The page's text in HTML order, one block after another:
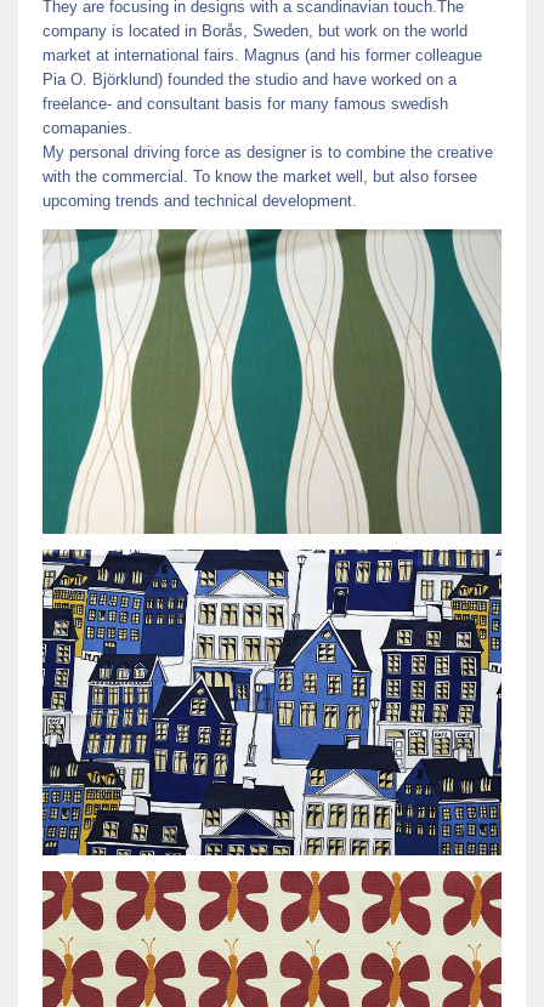
They are focusing in designs with a scandinavian touch.The
company is located in Borås, Sweden, but work on the world
market at international fairs. Magnus (and his former colleague
Pia O. Björklund) founded the studio and have worked on a
freelance- and consultant basis for many famous swedish
comapanies.
My personal driving force as designer is to combine the creative
with the commercial. To know the market well, but also forsee
upcoming trends and technical development.